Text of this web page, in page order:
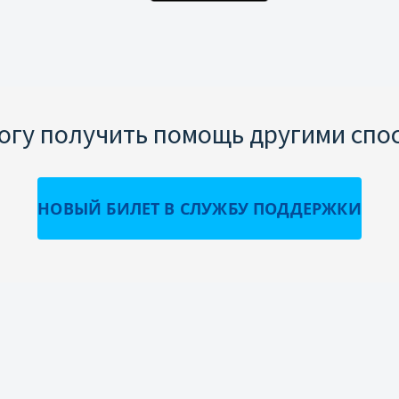
получить помощь другими
НОВЫЙ БИЛЕТ В СЛУЖБУ ПОДДЕРЖКИ